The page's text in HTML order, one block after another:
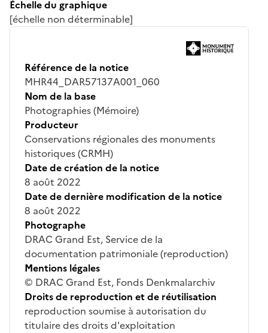
Échelle du graphique
[échelle non déterminable]
Référence de la notice
MHR44_DAR57137A001_060
Nom de la base
Photographies (Mémoire)
Producteur
Conservations régionales des monuments
historiques (CRMH)
Date de création de la notice
8 août 2022
Date de dernière modification de la notice
8 août 2022
Photographe
DRAC Grand Est, Service de la
documentation patrimoniale (reproduction)
Mentions légales
© DRAC Grand Est, Fonds Denkmalarchiv
Droits de reproduction et de réutilisation
reproduction soumise à autorisation du
titulaire des droits d'exploitation